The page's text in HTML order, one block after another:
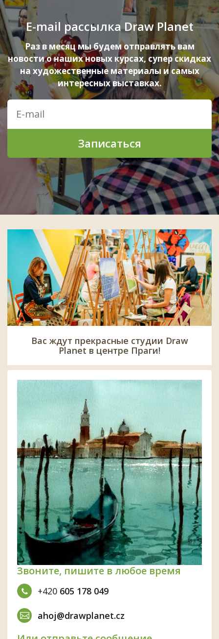
E-mail рассылка Draw Planet
Раз в месяц мы будем отправлять вам
новости о наших новых курсах, супер скидках
на художественные материалы и самых
интересных выставках.
Записаться
Вас ждут прекрасные студии Draw
Planet в центре Праги!
Звоните, пишите в любое время
+420 605 178 049
ahoj@drawplanet.cz